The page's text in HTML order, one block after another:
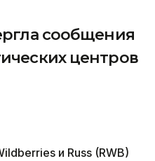
сообщения
центров
и Russ (RWB)